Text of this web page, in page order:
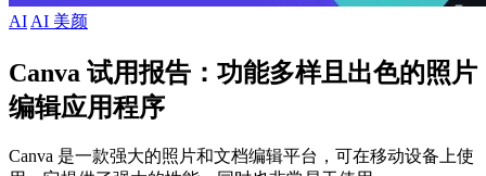
AI AI 美颜
Canva 试用报告：功能多样且出色的照片
编辑应用程序
Canva 是一款强大的照片和文档编辑平台，可在移动设备上使